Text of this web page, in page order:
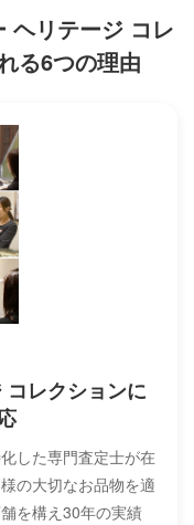
ヘリテージ コレ
る6つの理由
レクションに
した専門査定士が在
の大切なお品物を適
を構え30年の実績